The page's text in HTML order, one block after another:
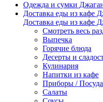
Одежда и сумки
Доставка еды из кафе
Доставка еды из кафе
Смотреть весь
Выпечка
Горячие блюда
Десерты и
Кулинария
Напитки из кафе
Приборы /
Салаты